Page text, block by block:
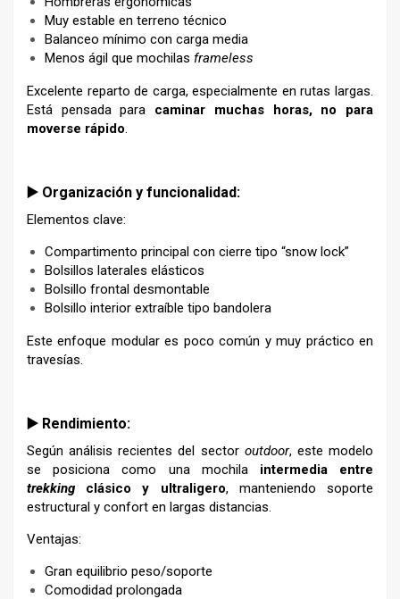
Muy estable en terreno técnico
Balanceo mínimo con carga media
Menos ágil que mochilas frameless
Excelente reparto de carga, especialmente en rutas largas.
Está pensada para caminar muchas horas, no para
moverse rápido.
▶️ Organización y funcionalidad:
Elementos clave:
Compartimento principal con cierre tipo “snow lock”
Bolsillos laterales elásticos
Bolsillo frontal desmontable
Bolsillo interior extraíble tipo bandolera
Este enfoque modular es poco común y muy práctico en
travesías.
▶️ Rendimiento:
Según análisis recientes del sector outdoor, este modelo
se posiciona como una mochila intermedia entre
trekking clásico y ultraligero, manteniendo soporte
estructural y confort en largas distancias.
Ventajas:
Gran equilibrio peso/soporte
Comodidad prolongada